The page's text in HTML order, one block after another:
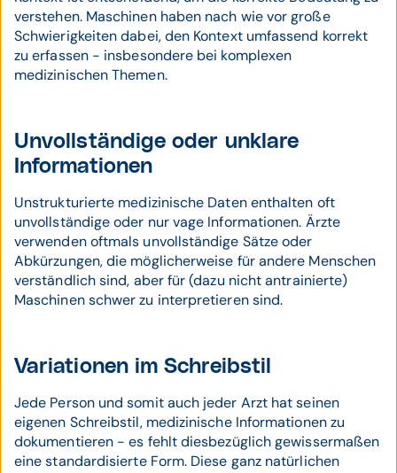
verstehen. Maschinen haben nach wie vor große
Schwierigkeiten dabei, den Kontext umfassend korrekt
zu erfassen - insbesondere bei komplexen
medizinischen Themen.
Unvollständige oder unklare
Informationen
Unstrukturierte medizinische Daten enthalten oft
unvollständige oder nur vage Informationen. Ärzte
verwenden oftmals unvollständige Sätze oder
Abkürzungen, die möglicherweise für andere Menschen
verständlich sind, aber für (dazu nicht antrainierte)
Maschinen schwer zu interpretieren sind.
Variationen im Schreibstil
Jede Person und somit auch jeder Arzt hat seinen
eigenen Schreibstil, medizinische Informationen zu
dokumentieren - es fehlt diesbezüglich gewissermaßen
eine standardisierte Form. Diese ganz natürlichen